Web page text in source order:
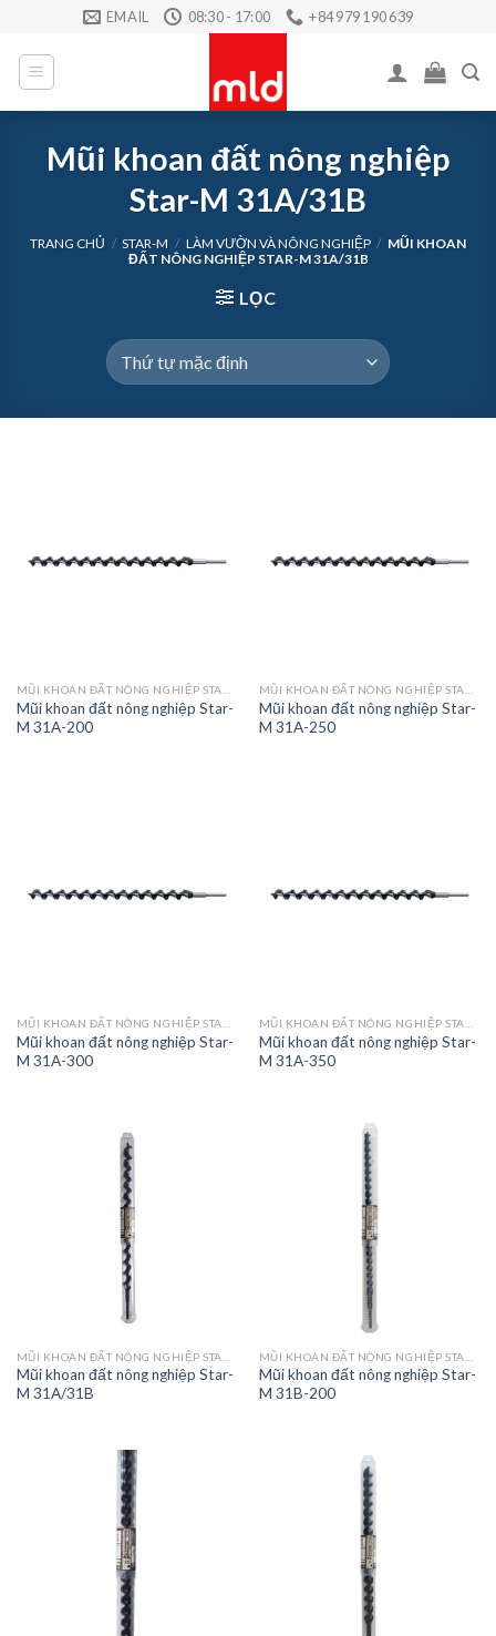
content
EMAIL 08:30 - 17:00 +84 979 190 639
Mũi khoan đất nông nghiệp
Star-M 31A/31B
TRANG CHỦ / STAR-M / LÀM VƯỜN VÀ NÔNG NGHIỆP / MŨI KHOAN
ĐẤT NÔNG NGHIỆP STAR-M 31A/31B
LỌC
MŨI KHOAN ĐẤT NÔNG NGHIỆP STAR-M 31A/31B
Mũi khoan đất nông nghiệp Star-
M 31A-200
MŨI KHOAN ĐẤT NÔNG NGHIỆP STAR-M 31A/31B
Mũi khoan đất nông nghiệp Star-
M 31A-250
Mũi khoan đất nông nghiệp Star-
M 31A-300
Mũi khoan đất nông nghiệp Star-
M 31A-350
Mũi khoan đất nông nghiệp Star-
M 31A/31B
Mũi khoan đất nông nghiệp Star-
M 31B-200